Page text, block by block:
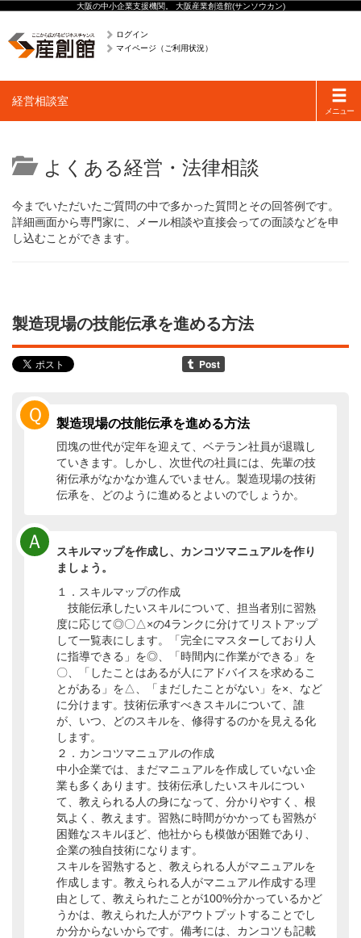
大阪の中小企業支援機関。 大阪産業創造館(サンソウカン)
ログイン
マイページ（ご利用状況）
Toggle
メニュー
経営相談室
よくある経営・法律相談
今までいただいたご質問の中で多かった質問とその回答例です。
詳細画面から専門家に、メール相談や直接会っての面談などを申
し込むことができます。
製造現場の技能伝承を進める方法
Ｑ 製造現場の技能伝承を進める方法
団塊の世代が定年を迎えて、ベテラン社員が退職し
ていきます。しかし、次世代の社員には、先輩の技
術伝承がなかなか進んでいません。製造現場の技術
伝承を、どのように進めるとよいのでしょうか。
Ａ
スキルマップを作成し、カンコツマニュアルを作り
ましょう。
１．スキルマップの作成
技能伝承したいスキルについて、担当者別に習熟
度に応じて◎〇△×の4ランクに分けてリストアップ
して一覧表にします。「完全にマスターしており人
に指導できる」を◎、「時間内に作業ができる」を
〇、「したことはあるが人にアドバイスを求めるこ
とがある」を△、「まだしたことがない」を×、など
に分けます。技術伝承すべきスキルについて、誰
が、いつ、どのスキルを、修得するのかを見える化
します。
２．カンコツマニュアルの作成
中小企業では、まだマニュアルを作成していない企
業も多くあります。技術伝承したいスキルについ
て、教えられる人の身になって、分かりやすく、根
気よく、教えます。習熟に時間がかかっても習熟が
困難なスキルほど、他社からも模倣が困難であり、
企業の独自技術になります。
スキルを習熟すると、教えられる人がマニュアルを
作成します。教えられる人がマニュアル作成する理
由として、教えられたことが100%分かっているかど
うかは、教えられた人がアウトプットすることでし
か分からないからです。備考には、カンコツも記載